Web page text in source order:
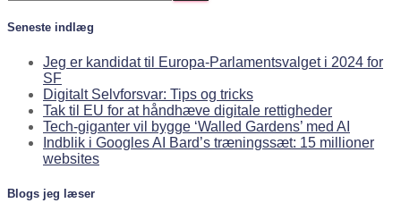
Seneste indlæg
Jeg er kandidat til Europa-Parlamentsvalget i 2024 for
SF
Digitalt Selvforsvar: Tips og tricks
Tak til EU for at håndhæve digitale rettigheder
Tech-giganter vil bygge ‘Walled Gardens’ med AI
Indblik i Googles AI Bard’s træningssæt: 15 millioner
websites
Blogs jeg læser